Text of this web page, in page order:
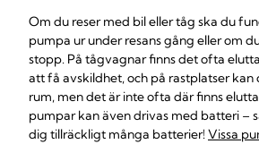
Om du reser med bil eller tåg ska du
pumpa ur under resans gång eller om
stopp. På tågvagnar finns det ofta
att få avskildhet, och på rastplatser kan
rum, men det är inte ofta där finns
pumpar kan även drivas med batteri –
dig tillräckligt många batterier!Vissa